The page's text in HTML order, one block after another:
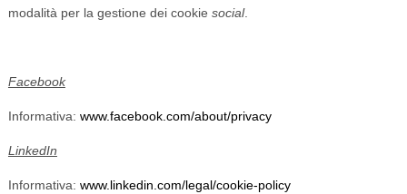
modalità per la gestione dei cookie social.
Facebook
Informativa: www.facebook.com/about/privacy
LinkedIn
Informativa: www.linkedin.com/legal/cookie-policy